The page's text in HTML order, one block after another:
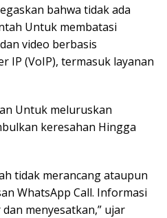
bahwa tidak ada
Untuk membatasi
video berbasis
IP (VoIP), termasuk layanan
Untuk meluruskan
keresahan Hingga
tidak merancang ataupun
WhatsApp Call. Informasi
menyesatkan,” ujar